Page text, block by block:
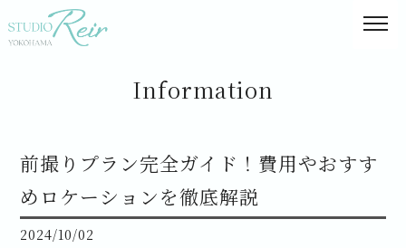
Information
前撮りプラン完全ガイド！費用やおすす
めロケーションを徹底解説
2024/10/02